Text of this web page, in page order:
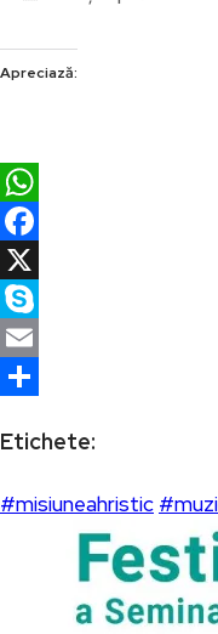
Apreciază:
WhatsApp
Facebook
X
Skype
Email
Etichete:
#misiuneahristic